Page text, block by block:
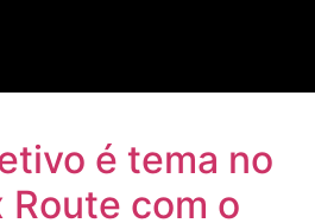
é tema no
com o